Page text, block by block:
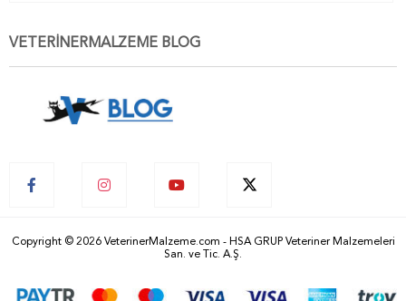
VETERİNERMALZEME BLOG
Copyright © 2026 VeterinerMalzeme.com - HSA GRUP Veteriner Malzemeleri
San. ve Tic. A.Ş.